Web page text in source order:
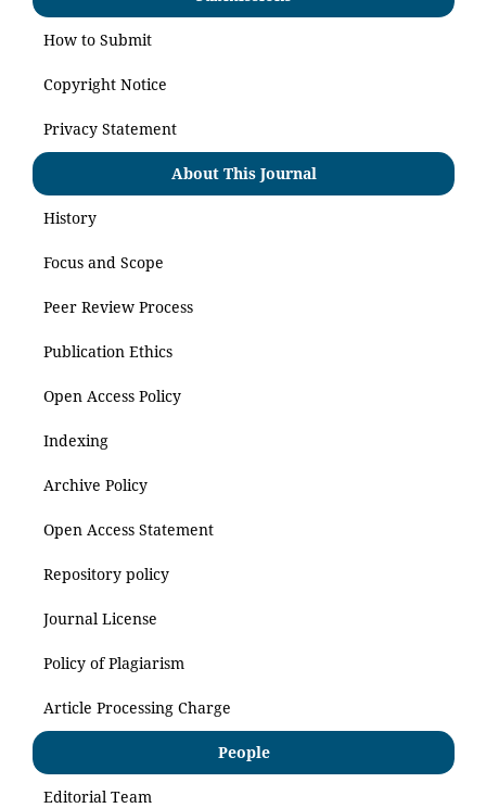
How to Submit
Copyright Notice
Privacy Statement
About This Journal
History
Focus and Scope
Peer Review Process
Publication Ethics
Open Access Policy
Indexing
Archive Policy
Open Access Statement
Repository policy
Journal License
Policy of Plagiarism
Article Processing Charge
People
Editorial Team